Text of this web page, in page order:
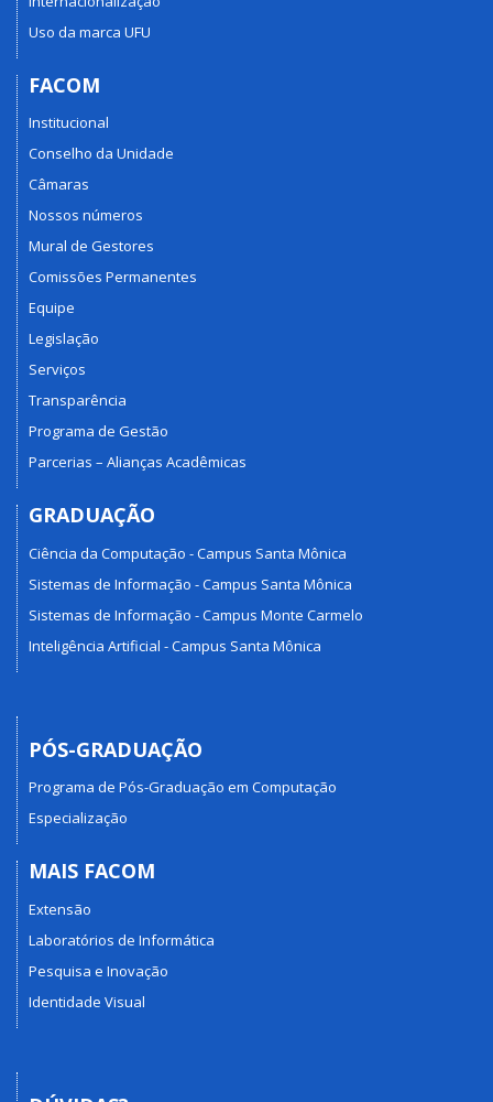
Uso da marca UFU
FACOM
Institucional
Conselho da Unidade
Câmaras
Nossos números
Mural de Gestores
Comissões Permanentes
Equipe
Legislação
Serviços
Transparência
Programa de Gestão
Parcerias – Alianças Acadêmicas
GRADUAÇÃO
Ciência da Computação - Campus Santa Mônica
Sistemas de Informação - Campus Santa Mônica
Sistemas de Informação - Campus Monte Carmelo
Inteligência Artificial - Campus Santa Mônica
PÓS-GRADUAÇÃO
Programa de Pós-Graduação em Computação
Especialização
MAIS FACOM
Extensão
Laboratórios de Informática
Pesquisa e Inovação
Identidade Visual